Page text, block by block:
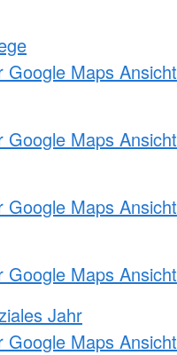
Google Maps Ansicht
Google Maps Ansicht
Google Maps Ansicht
Google Maps Ansicht
Jahr
Google Maps Ansicht